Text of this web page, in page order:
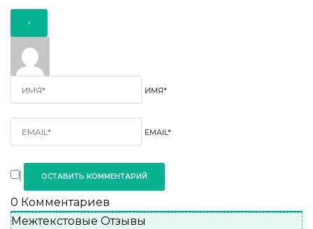
ИМЯ*
EMAIL*
0 Комментариев
Межтекстовые Отзывы